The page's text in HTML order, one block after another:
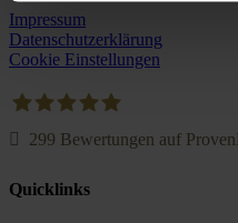
Impressum
Datenschutzerklärung
Cookie Einstellungen
299 Bewertungen auf
Quicklinks